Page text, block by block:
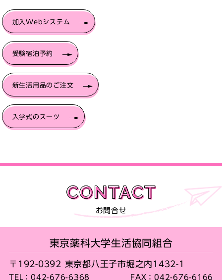
加入Webシステム
受験宿泊予約
新生活用品のご注文
入学式のスーツ
お問合せ
東京薬科大学生活協同組合
〒192-0392 東京都八王子市堀之内1432-1
TEL： 042-676-6368 FAX： 042-676-6166